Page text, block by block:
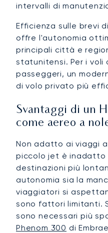
intervalli di
Efficienza sulle brevi
offre l'autonomia
principali città e
statunitensi. Per i voli
passeggeri, un
di volo privato più
Svantaggi di un
come aereo a
Non adatto ai viaggi
piccolo jet è inadatto
destinazioni più
autonomia sia la
viaggiatori si
sono fattori limitanti.
sono necessari più
Phenom 300 di